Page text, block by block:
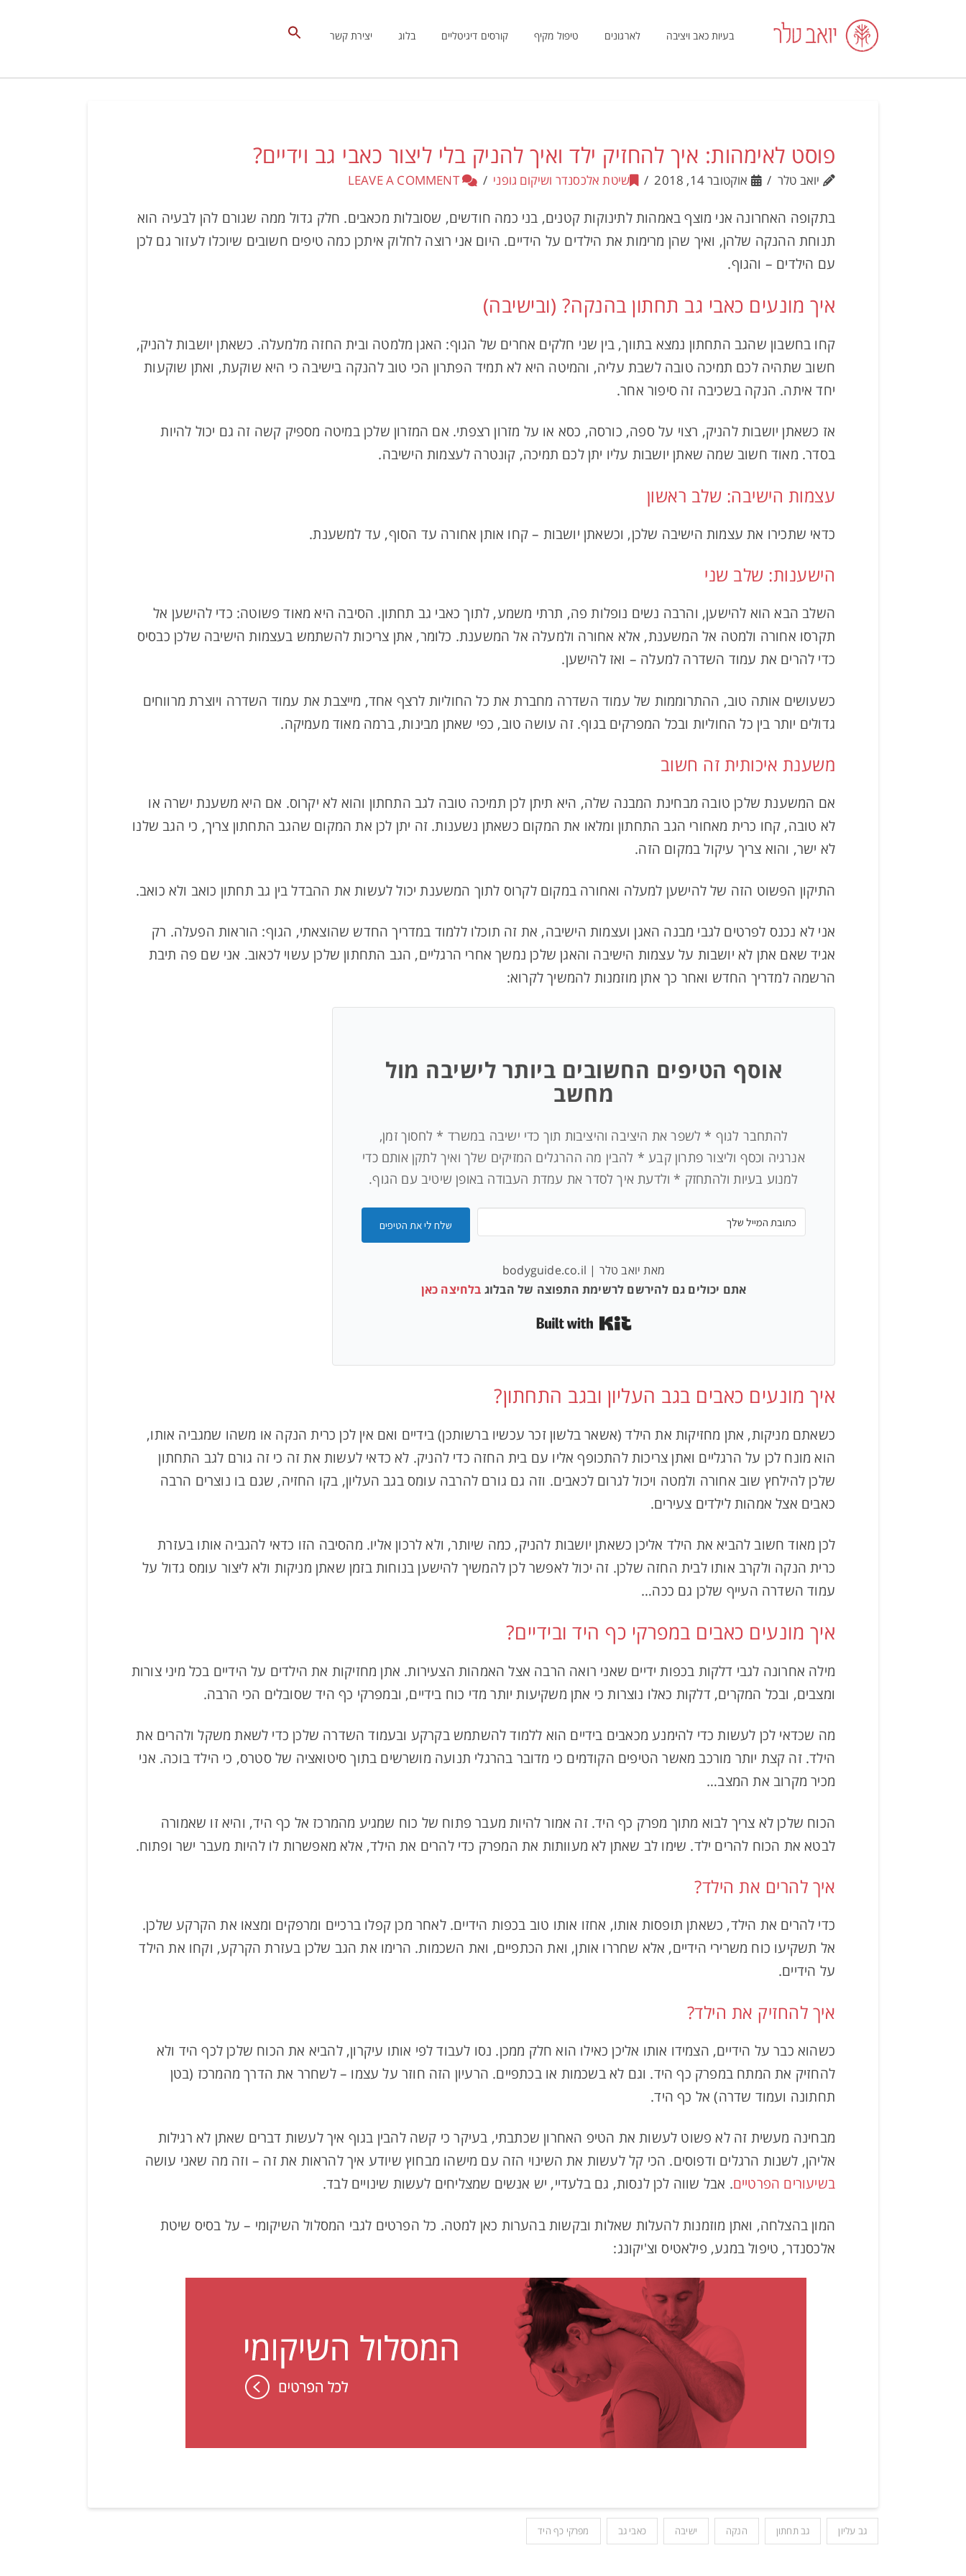
בעיות כאב ויציבה לארגונים טיפול מקיף קורסים דיגיטליים בלוג יצירת קשר
Search
for:
Search Button
פוסט לאימהות: איך להחזיק ילד ואיך להניק בלי ליצור כאבי גב וידיים?
יואב טלר אוקטובר 14, 2018 שיטת אלכסנדר ושיקום גופני LEAVE A COMMENT
בתקופה האחרונה אני מוצף באמהות לתינוקות קטנים, בני כמה חודשים, שסובלות מכאבים. חלק גדול ממה שגורם להן לבעיה הוא
תנוחת ההנקה שלהן, ואיך שהן מרימות את הילדים על הידיים. היום אני רוצה לחלוק איתכן כמה טיפים חשובים שיוכלו לעזור גם לכן
עם הילדים – והגוף.
איך מונעים כאבי גב תחתון בהנקה? (ובישיבה)
קחו בחשבון שהגב התחתון נמצא בתווך, בין שני חלקים אחרים של הגוף: האגן מלמטה ובית החזה מלמעלה. כשאתן יושבות להניק,
חשוב שתהיה לכם תמיכה טובה לשבת עליה, והמיטה היא לא תמיד הפתרון הכי טוב להנקה בישיבה כי היא שוקעת, ואתן שוקעות
יחד איתה. הנקה בשכיבה זה סיפור אחר.
אז כשאתן יושבות להניק, רצוי על ספה, כורסה, כסא או על מזרון רצפתי. אם המזרון שלכן במיטה מספיק קשה זה גם יכול להיות
בסדר. מאוד חשוב שמה שאתן יושבות עליו יתן לכם תמיכה, קונטרה לעצמות הישיבה.
עצמות הישיבה: שלב ראשון
כדאי שתכירו את עצמות הישיבה שלכן, וכשאתן יושבות – קחו אותן אחורה עד הסוף, עד למשענת.
הישענות: שלב שני
השלב הבא הוא להישען, והרבה נשים נופלות פה, תרתי משמע, לתוך כאבי גב תחתון. הסיבה היא מאוד פשוטה: כדי להישען אל
תקרסו אחורה ולמטה אל המשענת, אלא אחורה ולמעלה אל המשענת. כלומר, אתן צריכות להשתמש בעצמות הישיבה שלכן כבסיס
כדי להרים את עמוד השדרה למעלה – ואז להישען.
כשעושים אותה טוב, ההתרוממות של עמוד השדרה מחברת את כל החוליות לרצף אחד, מייצבת את עמוד השדרה ויוצרת מרווחים
גדולים יותר בין כל החוליות ובכל המפרקים בגוף. זה עושה טוב, כפי שאתן מבינות, ברמה מאוד מעמיקה.
משענת איכותית זה חשוב
אם המשענת שלכן טובה מבחינת המבנה שלה, היא תיתן לכן תמיכה טובה לגב התחתון והוא לא יקרוס. אם היא משענת ישרה או
לא טובה, קחו כרית מאחורי הגב התחתון ומלאו את המקום כשאתן נשענות. זה יתן לכן את המקום שהגב התחתון צריך, כי הגב שלנו
לא ישר, והוא צריך עיקול במקום הזה.
התיקון הפשוט הזה של להישען למעלה ואחורה במקום לקרוס לתוך המשענת יכול לעשות את ההבדל בין גב תחתון כואב ולא כואב.
אני לא נכנס לפרטים לגבי מבנה האגן ועצמות הישיבה, את זה תוכלו ללמוד במדריך החדש שהוצאתי, הגוף: הוראות הפעלה. רק
אגיד שאם אתן לא יושבות על עצמות הישיבה והאגן שלכן נמשך אחרי הרגליים, הגב התחתון שלכן עשוי לכאוב. אני שם פה תיבת
הרשמה למדריך החדש ואחר כך אתן מוזמנות להמשיך לקרוא:
אוסף הטיפים החשובים ביותר לישיבה מול
מחשב
להתחבר לגוף * לשפר את היציבה והיציבות תוך כדי ישיבה במשרד * לחסוך זמן,
אנרגיה וכסף וליצור פתרון קבע * להבין מה ההרגלים המזיקים שלך ואיך לתקן אותם כדי
למנוע בעיות ולהתחזק * ולדעת איך לסדר את עמדת העבודה באופן שיטיב עם הגוף.
שלח לי את הטיפים
מאת יואב טלר | bodyguide.co.il
אתם יכולים גם להירשם לרשימת התפוצה של הבלוג בלחיצה כאן
איך מונעים כאבים בגב העליון ובגב התחתון?
כשאתם מניקות, אתן מחזיקות את הילד (אשאר בלשון זכר עכשיו ברשותכן) בידיים ואם אין לכן כרית הנקה או משהו שמגביה אותו,
הוא מונח לכן על הרגליים ואתן צריכות להתכופף אליו עם בית החזה כדי להניק. לא כדאי לעשות את זה כי זה גורם לגב התחתון
שלכן להילחץ שוב אחורה ולמטה ויכול לגרום לכאבים. וזה גם גורם להרבה עומס בגב העליון, בקו החזיה, שגם בו נוצרים הרבה
כאבים אצל אמהות לילדים צעירים.
לכן מאוד חשוב להביא את הילד אליכן כשאתן יושבות להניק, כמה שיותר, ולא לרכון אליו. מהסיבה הזו כדאי להגביה אותו בעזרת
כרית הנקה ולקרב אותו לבית החזה שלכן. זה יכול לאפשר לכן להמשיך להישען בנוחות בזמן שאתן מניקות ולא ליצור עומס גדול על
עמוד השדרה העייף שלכן גם ככה…
איך מונעים כאבים במפרקי כף היד ובידיים?
מילה אחרונה לגבי דלקות בכפות ידיים שאני רואה הרבה אצל האמהות הצעירות. אתן מחזיקות את הילדים על הידיים בכל מיני צורות
ומצבים, ובכל המקרים, דלקות כאלו נוצרות כי אתן משקיעות יותר מדי כוח בידיים, ובמפרקי כף היד שסובלים הכי הרבה.
מה שכדאי לכן לעשות כדי להימנע מכאבים בידיים הוא ללמוד להשתמש בקרקע ובעמוד השדרה שלכן כדי לשאת משקל ולהרים את
הילד. זה קצת יותר מורכב מאשר הטיפים הקודמים כי מדובר בהרגלי תנועה מושרשים בתוך סיטואציה של סטרס, כי הילד בוכה. אני
מכיר מקרוב את המצב…
הכוח שלכן לא צריך לבוא מתוך מפרק כף היד. זה אמור להיות מעבר פתוח של כוח שמגיע מהמרכז אל כף היד, והיא זו שאמורה
לבטא את הכוח להרים ילד. שימו לב שאתן לא מעוותות את המפרק כדי להרים את הילד, אלא מאפשרות לו להיות מעבר ישר ופתוח.
איך להרים את הילד?
כדי להרים את הילד, כשאתן תופסות אותו, אחזו אותו טוב בכפות הידיים. לאחר מכן קפלו ברכיים ומרפקים ומצאו את הקרקע שלכן.
אל תשקיעו כוח משרירי הידיים, אלא שחררו אותן, ואת הכתפיים, ואת השכמות. הרימו את הגב שלכן בעזרת הקרקע, וקחו את הילד
על הידיים.
איך להחזיק את הילד?
כשהוא כבר על הידיים, הצמידו אותו אליכן כאילו הוא חלק ממכן. נסו לעבוד לפי אותו עיקרון, להביא את הכוח שלכן לכף היד ולא
להחזיק את המתח במפרק כף היד. וגם לא בשכמות או בכתפיים. הרעיון הזה חוזר על עצמו – לשחרר את הדרך מהמרכז (בטן
תחתונה ועמוד שדרה) אל כף היד.
מבחינה מעשית זה לא פשוט לעשות את הטיפ האחרון שכתבתי, בעיקר כי קשה להבין בגוף איך לעשות דברים שאתן לא רגילות
אליהן, לשנות הרגלים ודפוסים. הכי קל לעשות את השינוי הזה עם מישהו מבחוץ שיודע איך להראות את זה – וזה מה שאני עושה
בשיעורים הפרטיים. אבל שווה לכן לנסות, גם בלעדיי, יש אנשים שמצליחים לעשות שינויים לבד.
המון בהצלחה, ואתן מוזמנות להעלות שאלות ובקשות בהערות כאן למטה. כל הפרטים לגבי המסלול השיקומי – על בסיס שיטת
אלכסנדר, טיפול במגע, פילאטיס וצ'יקונג:
גב עליון גב תחתון הנקה ישיבה כאבי גב מפרקי כף היד